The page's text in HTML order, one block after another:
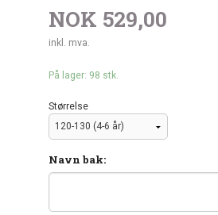
NOK 529,00
inkl. mva.
På lager: 98 stk.
Størrelse
Navn bak: